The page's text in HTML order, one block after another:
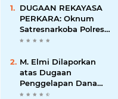
DUGAAN REKAYASA
PERKARA: Oknum
Satresnarkoba Polres
Bengkalis Diduga
Hingga Paksa Warga
Hadir di TKP
M. Elmi Dilaporkan
atas Dugaan
Penggelapan Dana
Pensiunan Guru dan